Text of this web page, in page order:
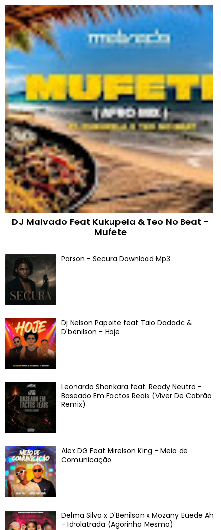
DJ Malvado Feat Kukupela & Teo No Beat -
Mufete
Parson - Secura Download Mp3
Dj Nelson Papoite feat Taio Dadada &
D'benilson - Hoje
Leonardo Shankara feat. Ready Neutro -
Baseado Em Factos Reais (Viver De Cabrão
Remix)
Alex DG Feat Mirelson King - Meio de
Comunicação
Delma Silva x D'Benilson x Mozany Buede Ah
- Idrolatrada (Agorinha Mesmo)